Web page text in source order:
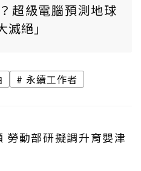
超級電腦預測地球
絕」
永續工作者
勞動部研擬調升育嬰津